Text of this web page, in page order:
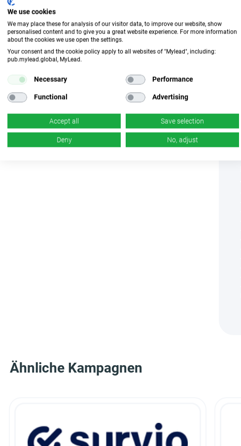
Ähnliche Kampagnen
We use cookies
We may place these for analysis of our visitor data, to improve our website, show
personalised content and to give you a great website experience. For more information
about the cookies we use open the settings.
Your consent and the cookie policy apply to all websites of "Mylead", including:
pub.mylead.global, MyLead.
Necessary Performance
Functional Advertising
Accept all Save selection
Deny No, adjust